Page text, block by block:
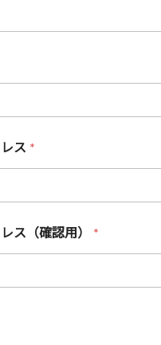
ス *
ス（確認用） *